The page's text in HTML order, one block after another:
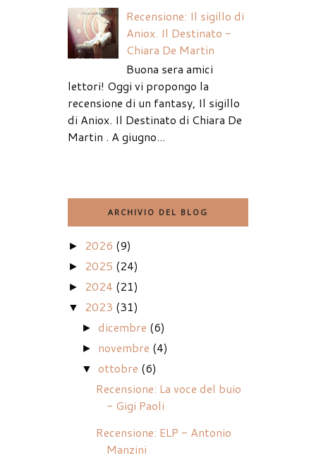
Recensione: Il sigillo di
Aniox. Il Destinato -
Chiara De Martin
Buona sera amici
lettori! Oggi vi propongo la
recensione di un fantasy, Il sigillo
di Aniox. Il Destinato di Chiara De
Martin . A giugno...
ARCHIVIO DEL BLOG
► 2026 (9)
► 2025 (24)
► 2024 (21)
▼ 2023 (31)
►dicembre (6)
► novembre (4)
▼ ottobre (6)
Recensione: La voce del buio
- Gigi Paoli
Recensione: ELP - Antonio
Manzini